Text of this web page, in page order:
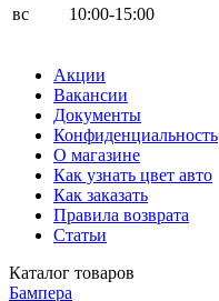
вс
10:00-15:00
Акции
Вакансии
Документы
Конфиденциальность
О магазине
Как узнать цвет авто
Как заказать
Правила возврата
Статьи
Каталог товаров
Бампера